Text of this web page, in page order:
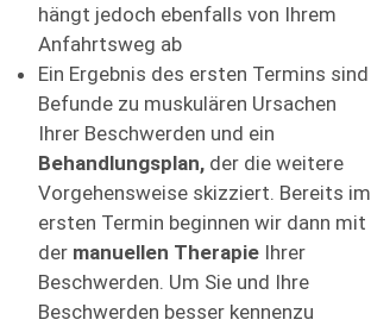
hängt jedoch ebenfalls von Ihrem
Anfahrtsweg ab
Ein Ergebnis des ersten Termins sind
Befunde zu muskulären Ursachen
Ihrer Beschwerden und ein
Behandlungsplan, der die weitere
Vorgehensweise skizziert. Bereits im
ersten Termin beginnen wir dann mit
der manuellen Therapie Ihrer
Beschwerden. Um Sie und Ihre
Beschwerden besser kennenzu